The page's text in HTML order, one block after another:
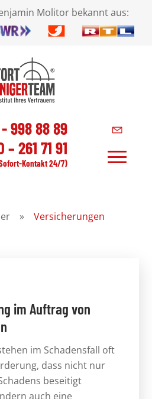
Molitor bekannt aus:
998 88 89
– 261 71 91
Kontakt 24/7)
» Versicherungen
im Auftrag von
im Schadensfall oft
dass nicht nur
beseitigt
auch eine